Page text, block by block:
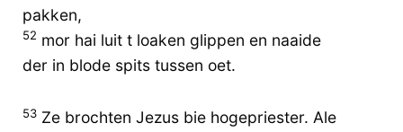
pakken,
52 mor hai luit t loaken glippen en naaide
der in blode spits tussen oet.
53 Ze brochten Jezus bie hogepriester. Ale